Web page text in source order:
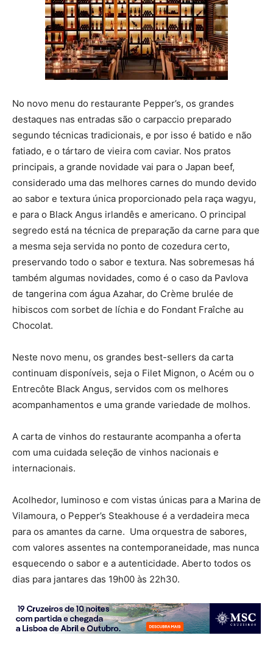
No novo menu do restaurante Pepper’s, os grandes
destaques nas entradas são o carpaccio preparado
segundo técnicas tradicionais, e por isso é batido e não
fatiado, e o tártaro de vieira com caviar. Nos pratos
principais, a grande novidade vai para o Japan beef,
considerado uma das melhores carnes do mundo devido
ao sabor e textura única proporcionado pela raça wagyu,
e para o Black Angus irlandês e americano. O principal
segredo está na técnica de preparação da carne para que
a mesma seja servida no ponto de cozedura certo,
preservando todo o sabor e textura. Nas sobremesas há
também algumas novidades, como é o caso da Pavlova
de tangerina com água Azahar, do Crème brulée de
hibiscos com sorbet de líchia e do Fondant Fraîche au
Chocolat.
Neste novo menu, os grandes best-sellers da carta
continuam disponíveis, seja o Filet Mignon, o Acém ou o
Entrecôte Black Angus, servidos com os melhores
acompanhamentos e uma grande variedade de molhos.
A carta de vinhos do restaurante acompanha a oferta
com uma cuidada seleção de vinhos nacionais e
internacionais.
Acolhedor, luminoso e com vistas únicas para a Marina de
Vilamoura, o Pepper’s Steakhouse é a verdadeira meca
para os amantes da carne. Uma orquestra de sabores,
com valores assentes na contemporaneidade, mas nunca
esquecendo o sabor e a autenticidade. Aberto todos os
dias para jantares das 19h00 às 22h30.